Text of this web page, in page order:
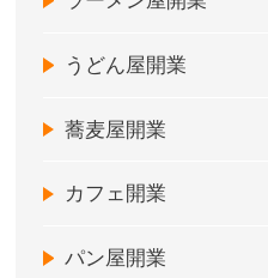
うどん屋開業
蕎麦屋開業
カフェ開業
パン屋開業